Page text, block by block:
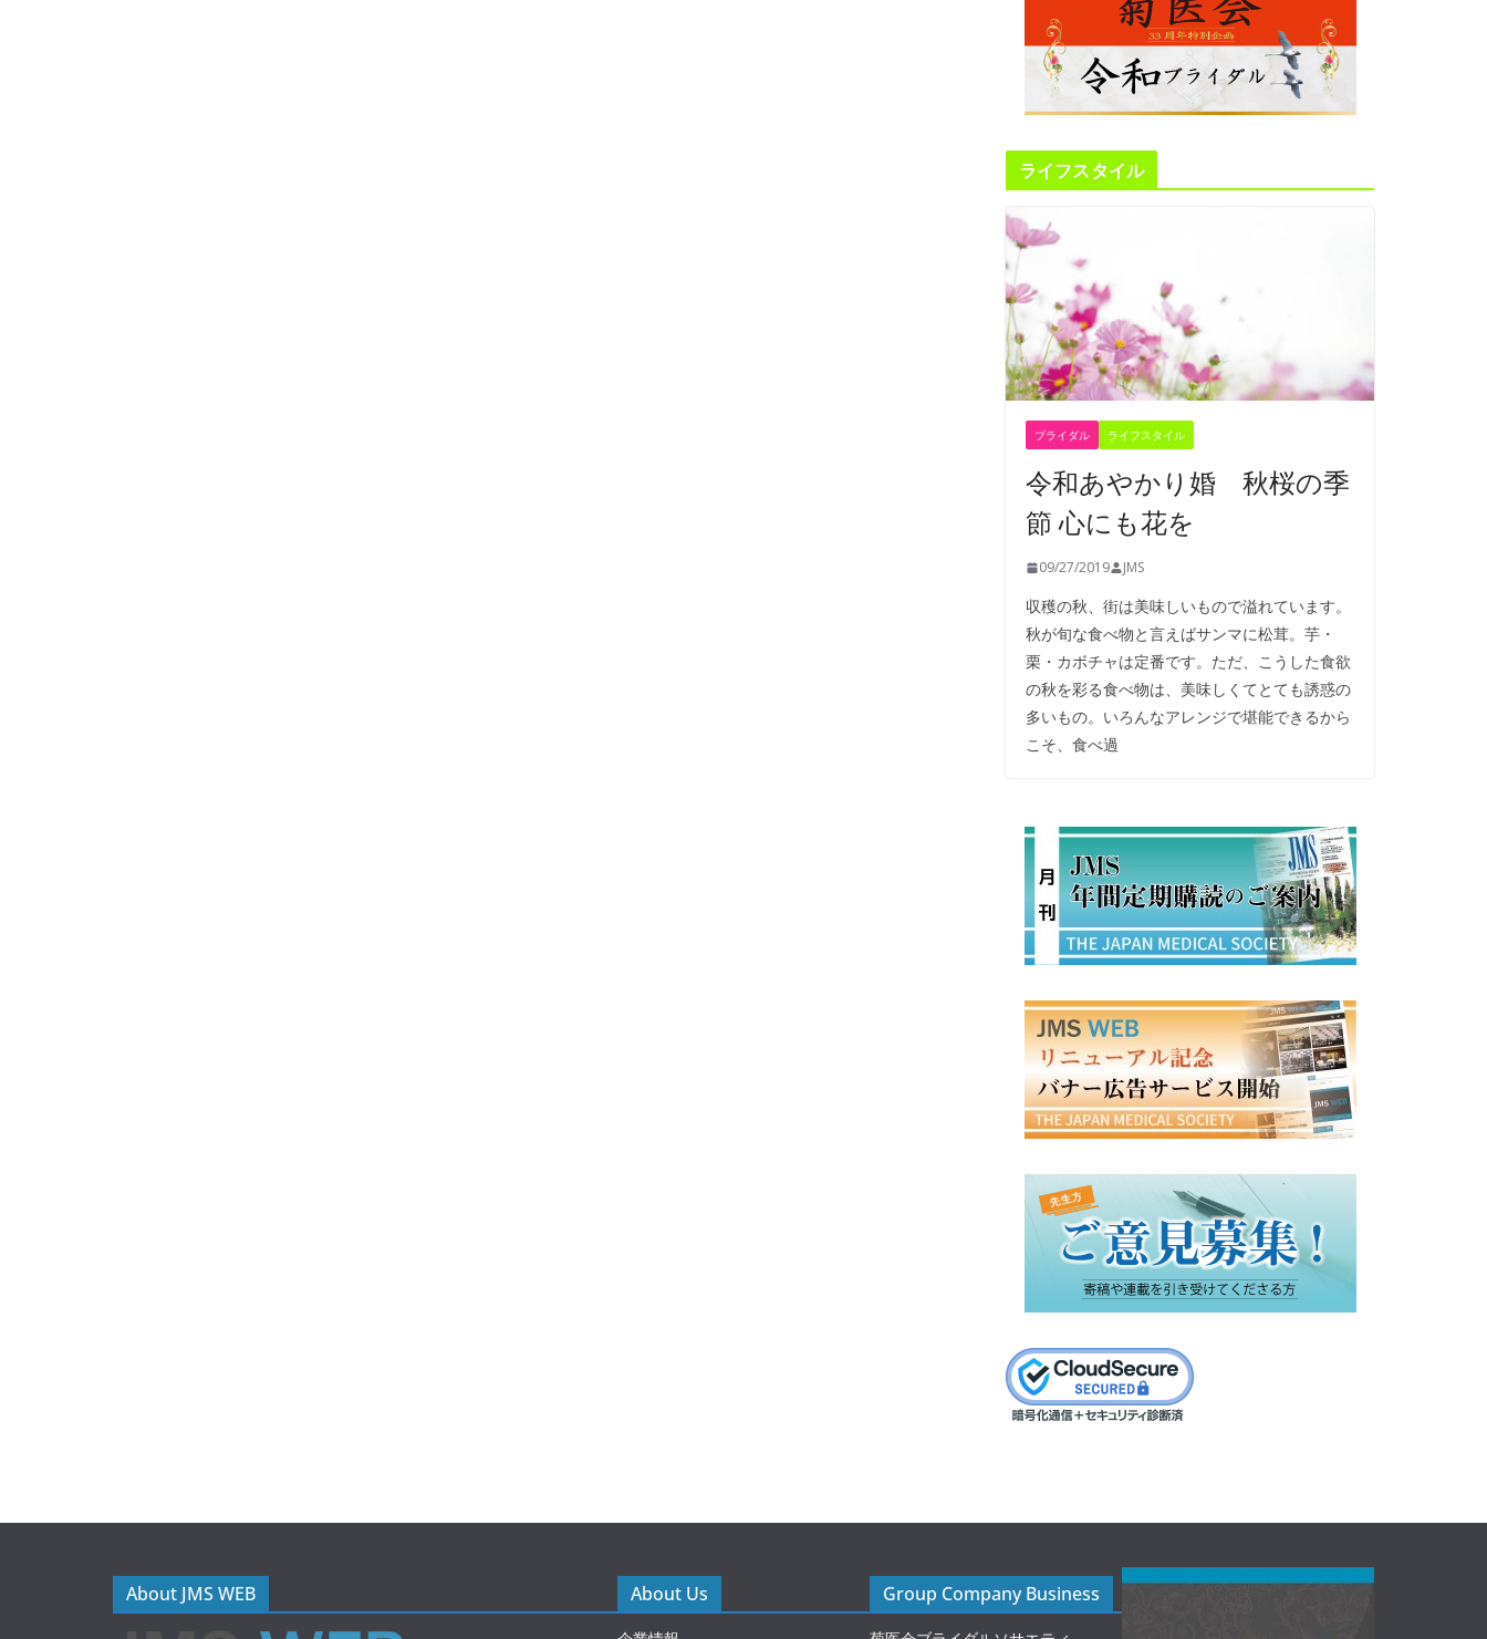
ライフスタイル
ブライダル ライフスタイル
令和あやかり婚 秋桜の季
節 心にも花を
09/27/2019 JMS
収穫の秋、街は美味しいもので溢れています。
秋が旬な食べ物と言えばサンマに松茸。芋・
栗・カボチャは定番です。ただ、こうした食欲
の秋を彩る食べ物は、美味しくてとても誘惑の
多いもの。いろんなアレンジで堪能できるから
こそ、食べ過
About JMS WEB About Us Group Company Business